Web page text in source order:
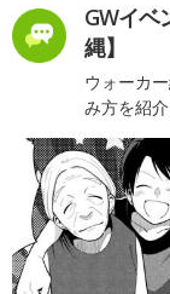
GWイベ
縄】
ウォーカ
み方を紹